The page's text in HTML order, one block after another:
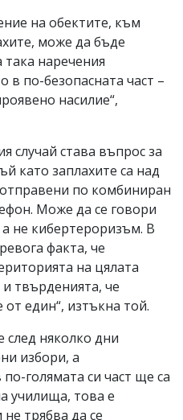
на обектите, към
може да бъде
наречения
по-безопасната част –
насилие“,
случай става въпрос за
като заплахите са над
по комбиниран
Може да се говори
не кибертероризъм. В
факта, че
на цялата
твърденията, че
един“, изтъкна той.
след няколко дни
избори, а
голямата си част ще са
училища, това е
трябва да се